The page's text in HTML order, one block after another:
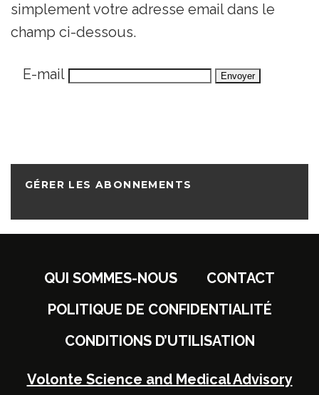
simplement votre adresse email dans le
champ ci-dessous.
E-mail
GÉRER LES ABONNEMENTS
QUI SOMMES-NOUS
CONTACT
POLITIQUE DE CONFIDENTIALITÉ
CONDITIONS D’UTILISATION
Volonte Science and Medical Advisory